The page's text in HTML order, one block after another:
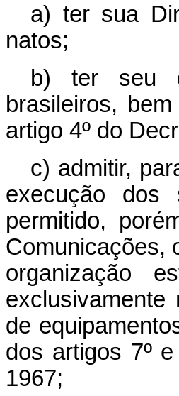
a) ter sua
natos;
b) ter seu
brasileiros,
artigo 4º do
c) admitir,
execução dos
permitido,
Comunicações,
organização
de
dos artigos 7º
1967;